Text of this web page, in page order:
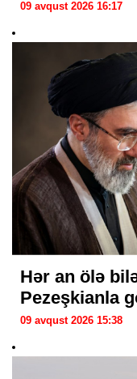
09 avqust 2026 16:17
Hər an ölə
Pezeşkianla
09 avqust 2026 15:38